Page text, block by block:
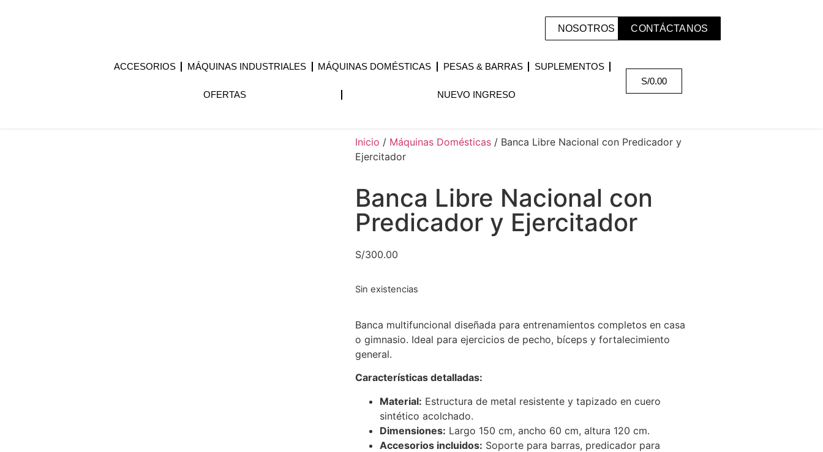
NOSOTROS CONTÁCTANOS
ACCESORIOS MÁQUINAS INDUSTRIALES MÁQUINAS DOMÉSTICAS PESAS & BARRAS SUPLEMENTOS
OFERTAS NUEVO INGRESO
S/0.00
Inicio / Máquinas Domésticas / Banca Libre Nacional con Predicador y
Ejercitador
Banca Libre Nacional con
Predicador y Ejercitador
S/300.00
Sin existencias
Banca multifuncional diseñada para entrenamientos completos en casa
o gimnasio. Ideal para ejercicios de pecho, bíceps y fortalecimiento
general.
Características detalladas:
Material: Estructura de metal resistente y tapizado en cuero
sintético acolchado.
Dimensiones: Largo 150 cm, ancho 60 cm, altura 120 cm.
Accesorios incluidos: Soporte para barras, predicador para